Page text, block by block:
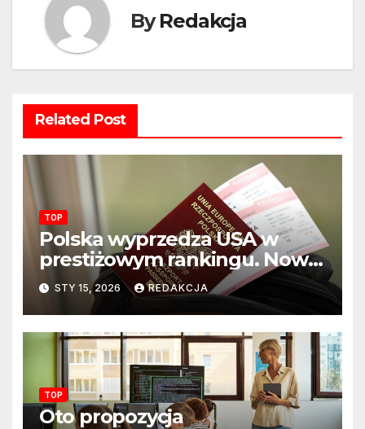
ByRedakcja
Related Post
TOP
Polska wyprzedza USA w
prestiżowym rankingu. Nowy
układ sił na świecie?
STY 15, 2026 REDAKCJA
TOP
Oto propozycja